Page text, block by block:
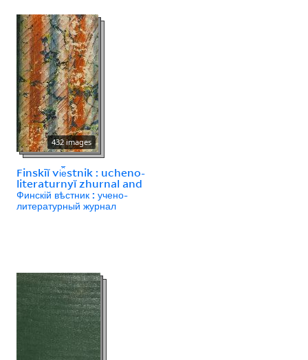
432 images
Finskīĭ vi︠e︡stnik : ucheno-
literaturnyĭ zhurnal and
Финскій вѣстник : учено-
литературный журнал